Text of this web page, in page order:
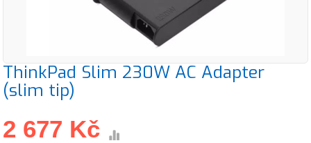
ThinkPad Slim 230W AC Adapter
(slim tip)
2 677 Kč